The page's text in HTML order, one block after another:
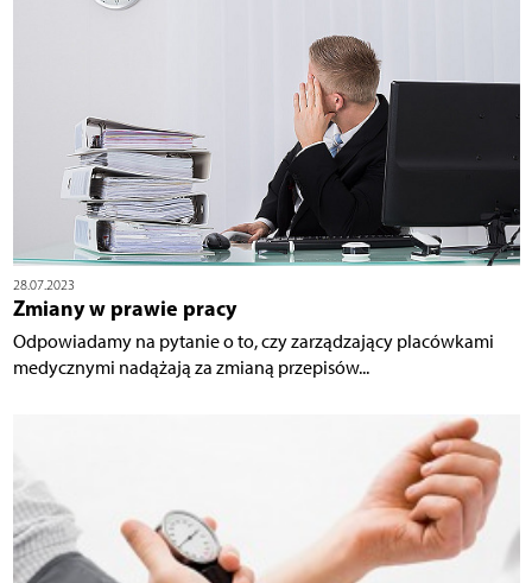
28.07.2023
Zmiany w prawie pracy
Odpowiadamy na pytanie o to, czy zarządzający placówkami
medycznymi nadążają za zmianą przepisów...